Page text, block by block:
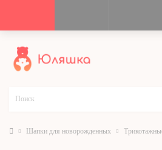
Шапки для новорожденных